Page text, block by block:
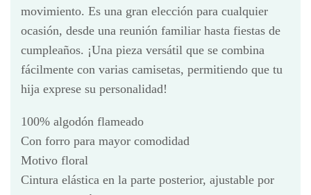
movimiento. Es una gran elección para cualquier
ocasión, desde una reunión familiar hasta fiestas de
cumpleaños. ¡Una pieza versátil que se combina
fácilmente con varias camisetas, permitiendo que tu
hija exprese su personalidad!
100% algodón flameado
Con forro para mayor comodidad
Motivo floral
Cintura elástica en la parte posterior, ajustable por